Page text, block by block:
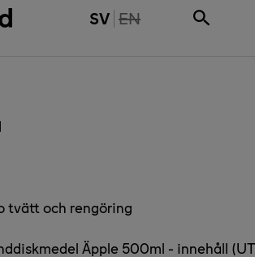
SV THE PAGE IS NOT
EN
tvätt och rengöring
Äpple 500ml - innehåll